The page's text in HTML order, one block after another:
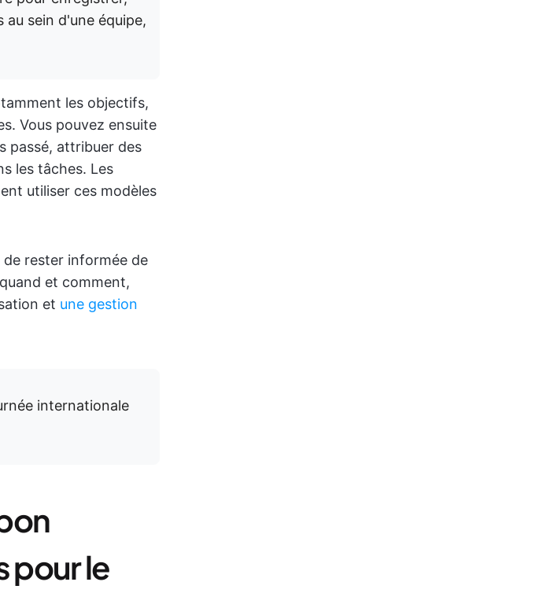
sein d'une équipe,
les objectifs,
Vous pouvez ensuite
passé, attribuer des
les tâches. Les
utiliser ces modèles
rester informée de
et comment,
et une gestion
internationale
pour le